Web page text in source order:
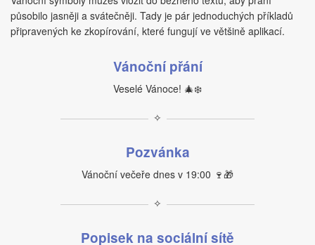
působilo jasněji a svátečněji. Tady je pár jednoduchých příkladů
připravených ke zkopírování, které fungují ve většině aplikací.
Vánoční přání
Veselé Vánoce! 🎄❄️
✧
Pozvánka
Vánoční večeře dnes v 19:00 🍷🎁
✧
Popisek na sociální sítě